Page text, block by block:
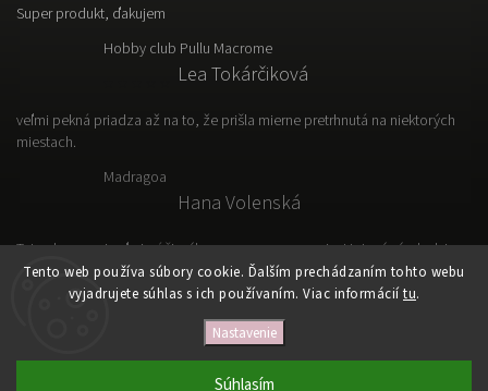
Tento web používa súbory cookie. Ďalším prechádzaním tohto webu
vyjadrujete súhlas s ich používaním. Viac informácií tu.
Nastavenie
Súhlasím
Super produkt, ďakujem
Hobby club Pullu Macrome
Lea Tokárčiková
veľmi pekná priadza až na to, že prišla mierne pretrhnutá na niektorých
miestach.
Madragoa
Hana Volenská
Tato vlna sa mi veľmi páči, výborne sa s nou pracuje. Hotový výrobok je
ľahký, vzdušný a prakticky.
VLNKOVO
Upraviť nastavenie cookies